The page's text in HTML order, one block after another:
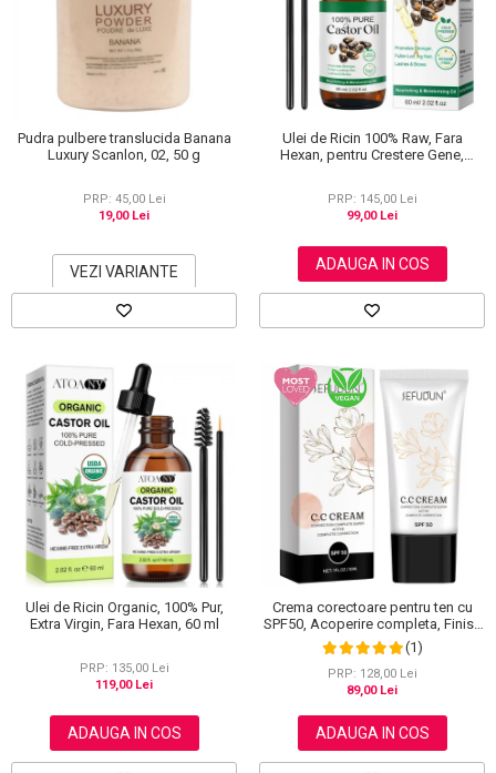
Scrub / Balsam de buze
Netestate pe Animale
Pudra pulbere translucida Banana
Luxury Scanlon, 02, 50 g
PRP: 45,00 Lei
19,00 Lei
VEZI VARIANTE
Ulei de Ricin 100% Raw, Fara
Hexan, pentru Crestere Gene,
PRP: 145,00 Lei
99,00 Lei
ADAUGA IN COS
Ulei de Ricin Organic, 100% Pur,
Extra Virgin, Fara Hexan, 60 ml
PRP: 135,00 Lei
119,00 Lei
ADAUGA IN COS
Crema corectoare pentru ten cu
SPF50, Acoperire completa, Finish
mat, Rezistenta, Anti Roseata, CC
Cream Sefudun, 30 ml
(1)
PRP: 128,00 Lei
89,00 Lei
ADAUGA IN COS